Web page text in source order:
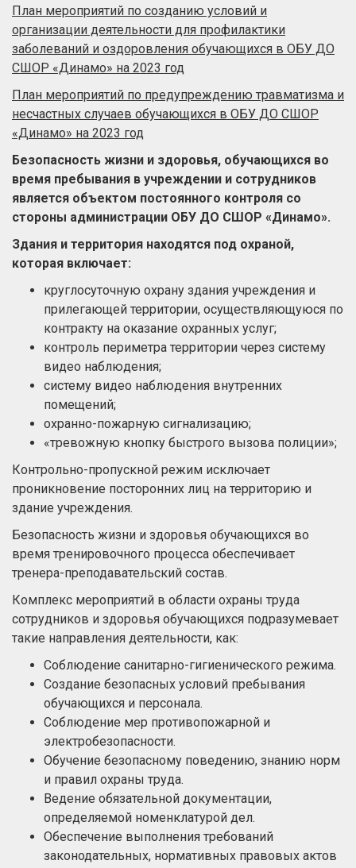
План мероприятий по созданию условий и
организации деятельности для профилактики
заболеваний и оздоровления обучающихся в ОБУ ДО
СШОР «Динамо» на 2023 год
План мероприятий по предупреждению травматизма и
несчастных случаев обучающихся в ОБУ ДО СШОР
«Динамо» на 2023 год
Безопасность жизни и здоровья, обучающихся во
время пребывания в учреждении и сотрудников
является объектом постоянного контроля со
стороны администрации ОБУ ДО СШОР «Динамо».
Здания и территория находятся под охраной,
которая включает:
круглосуточную охрану здания учреждения и
прилегающей территории, осуществляющуюся по
контракту на оказание охранных услуг;
контроль периметра территории через систему
видео наблюдения;
систему видео наблюдения внутренних
помещений;
охранно-пожарную сигнализацию;
«тревожную кнопку быстрого вызова полиции»;
Контрольно-пропускной режим исключает
проникновение посторонних лиц на территорию и
здание учреждения.
Безопасность жизни и здоровья обучающихся во
время тренировочного процесса обеспечивает
тренера-преподавательский состав.
Комплекс мероприятий в области охраны труда
сотрудников и здоровья обучающихся подразумевает
такие направления деятельности, как:
Соблюдение санитарно-гигиенического режима.
Создание безопасных условий пребывания
обучающихся и персонала.
Соблюдение мер противопожарной и
электробезопасности.
Обучение безопасному поведению, знанию норм
и правил охраны труда.
Ведение обязательной документации,
определяемой номенклатурой дел.
Обеспечение выполнения требований
законодательных, нормативных правовых актов